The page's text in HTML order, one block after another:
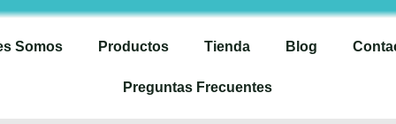
Somos Productos Tienda Blog
Preguntas Frecuentes